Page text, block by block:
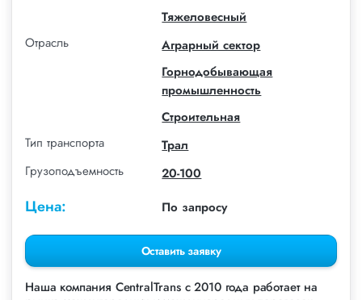
Тяжеловесный
Отрасль
Аграрный сектор
Горнодобывающая
промышленность
Строительная
Тип транспорта
Трал
Грузоподъемность
20-100
Цена: По запросу
Оставить заявку
Наша компания СentralTrans с 2010 года работает на